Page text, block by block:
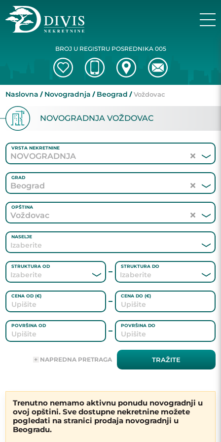
BROJ U REGISTRU POSREDNIKA 005
Naslovna Novogradnja Beograd Voždovac
NOVOGRADNJA VOŽDOVAC
VRSTA NEKRETNINE
NOVOGRADNJA
GRAD
Beograd
OPŠTINA
Voždovac
NASELJE
STRUKTURA OD STRUKTURA DO
CENA OD (€) CENA DO (€)
POVRŠINA OD POVRŠINA DO
GREJANJE
TRAŽITE
NAPREDNA PRETRAGA
Trenutno nemamo aktivnu ponudu novogradnji u
ovoj opštini. Sve dostupne nekretnine možete
pogledati na stranici prodaja novogradnji u
Beogradu.